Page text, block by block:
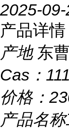
2025-
产品详情
产地 东曹
Cas：
价格：
产品名称